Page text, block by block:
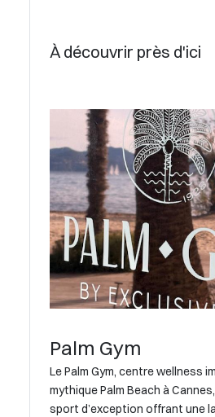
À découvrir près d'ici
Palm Gym
Le Palm Gym, centre wellness
mythique Palm Beach à
sport d’exception offrant une